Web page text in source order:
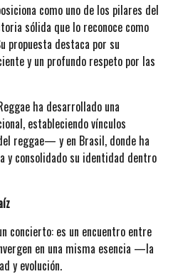
como uno de los pilares del
sólida que lo reconoce como
propuesta destaca por su
y un profundo respeto por las
ha desarrollado una
estableciendo vínculos
reggae— y en Brasil, donde ha
y consolidado su identidad dentro
concierto: es un encuentro entre
en una misma esencia —la
y evolución.